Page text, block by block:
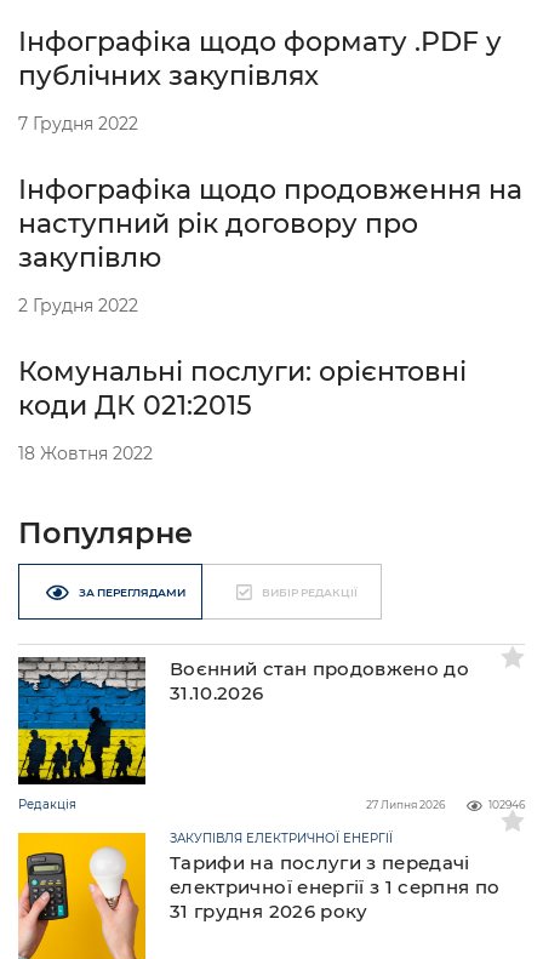
Інфографіка щодо формату .PDF у
публічних закупівлях
7 Грудня 2022
Інфографіка щодо продовження на
наступний рік договору про
закупівлю
2 Грудня 2022
Комунальні послуги: орієнтовні
коди ДК 021:2015
18 Жовтня 2022
Популярне
ЗА ПЕРЕГЛЯДАМИ ВИБІР РЕДАКЦІЇ
Воєнний стан продовжено до
31.10.2026
Редакція 102946
27 Липня 2026
Тарифи на послуги з передачі
електричної енергії з 1 серпня по
31 грудня 2026 року
ЗАКУПІВЛЯ ЕЛЕКТРИЧНОЇ ЕНЕРГІЇ